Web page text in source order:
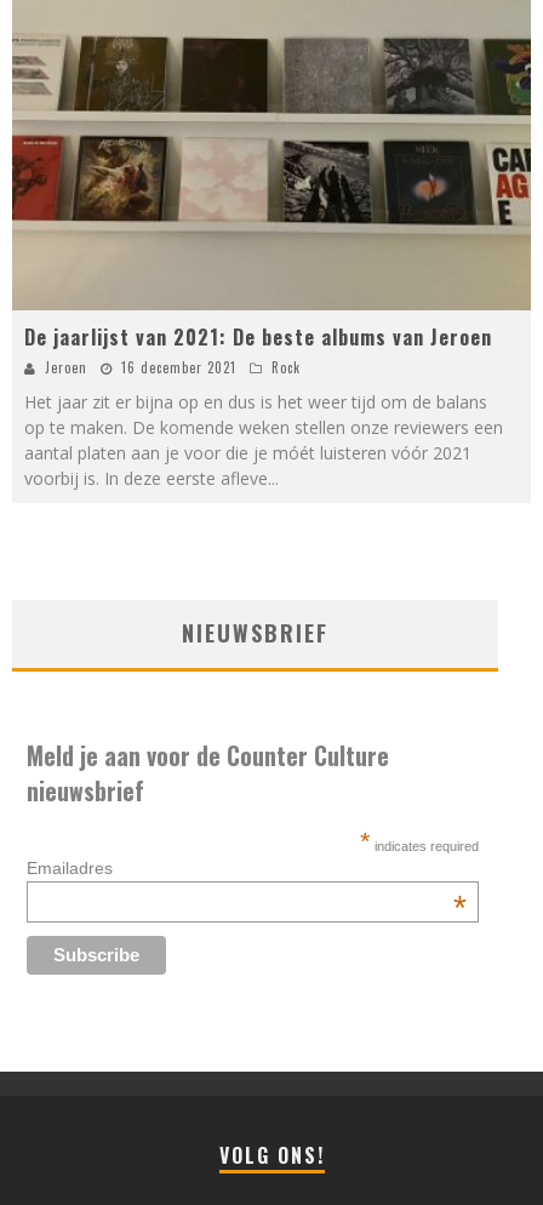
De jaarlijst van 2021: De beste albums van Jeroen
Jeroen 16 december 2021 Rock
Het jaar zit er bijna op en dus is het weer tijd om de balans
op te maken. De komende weken stellen onze reviewers een
aantal platen aan je voor die je móét luisteren vóór 2021
voorbij is. In deze eerste afleve...
NIEUWSBRIEF
Meld je aan voor de Counter Culture
nieuwsbrief
* indicates required
Emailadres
*
VOLG ONS!